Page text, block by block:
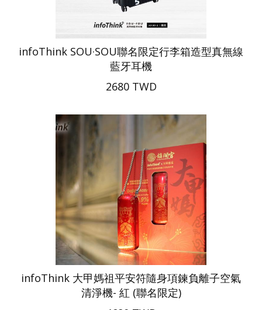
infoThink SOU·SOU聯名限定行李箱造型真無線
藍牙耳機
2680 TWD
infoThink 大甲媽祖平安符隨身項鍊負離子空氣
清淨機- 紅 (聯名限定)